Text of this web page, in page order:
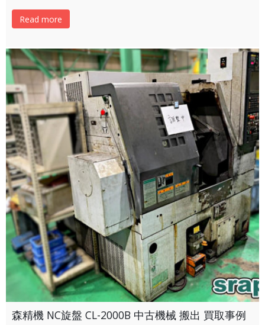
Read more
森精機 NC旋盤 CL-2000B 中古機械 搬出 買取事例